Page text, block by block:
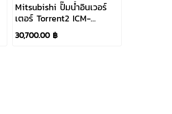
Mitsubishi ปั๊มน้ำอินเวอร์
เตอร์ Torrent2 ICM-
C220VT 3HP 380V ท่อ
2"x 2"
30,700.00 ฿